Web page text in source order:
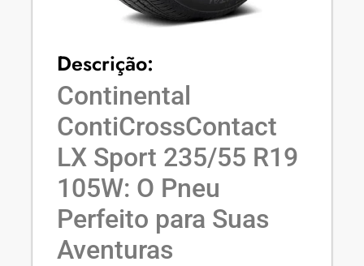
Descrição:
Continental
ContiCrossContact
LX Sport 235/55 R19
105W: O Pneu
Perfeito para Suas
Aventuras